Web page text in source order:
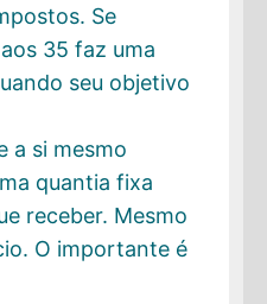
Se
35 faz uma
seu objetivo
a si mesmo
quantia fixa
receber. Mesmo
O importante é